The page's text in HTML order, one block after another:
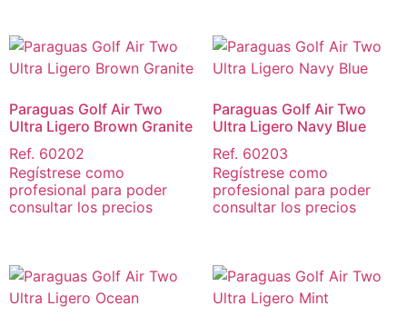
Paraguas Golf Air Two
Ultra Ligero Brown Granite
Ref. 60202
Regístrese como
profesional para poder
consultar los precios
Paraguas Golf Air Two
Ultra Ligero Navy Blue
Ref. 60203
Regístrese como
profesional para poder
consultar los precios